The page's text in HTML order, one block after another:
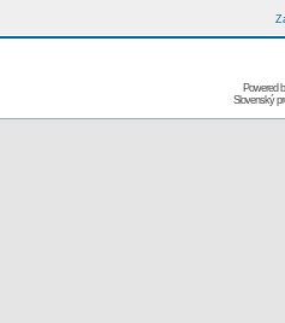
Powered
Slovenský